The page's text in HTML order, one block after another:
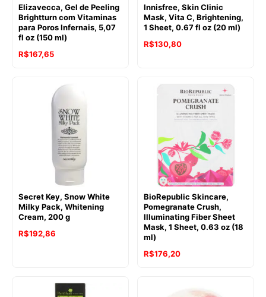
Elizavecca, Gel de Peeling
Brightturn com Vitaminas
para Poros Infernais, 5,07
fl oz (150 ml)
R$167,65
Innisfree, Skin Clinic
Mask, Vita C, Brightening,
1 Sheet, 0.67 fl oz (20 ml)
R$130,80
Secret Key, Snow White
Milky Pack, Whitening
Cream, 200 g
R$192,86
BioRepublic Skincare,
Pomegranate Crush,
Illuminating Fiber Sheet
Mask, 1 Sheet, 0.63 oz (18
ml)
R$176,20